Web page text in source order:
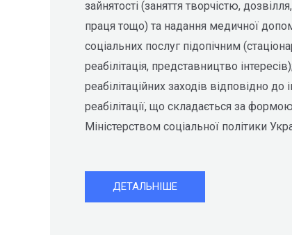
зайнятості (заняття творчістю,
праця тощо) та надання медичної
соціальних послуг підопічним
реабілітація, представництво
реабілітаційних заходів відповідно до
реабілітації, що складається за
Міністерством соціальної політики
ДЕТАЛЬНІШЕ